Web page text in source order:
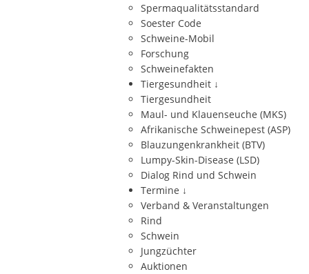
Spermaqualitätsstandard
Soester Code
Schweine-Mobil
Forschung
Schweinefakten
Tiergesundheit ↓
Tiergesundheit
Maul- und Klauenseuche (MKS)
Afrikanische Schweinepest (ASP)
Blauzungenkrankheit (BTV)
Lumpy-Skin-Disease (LSD)
Dialog Rind und Schwein
Termine ↓
Verband & Veranstaltungen
Rind
Schwein
Jungzüchter
Auktionen